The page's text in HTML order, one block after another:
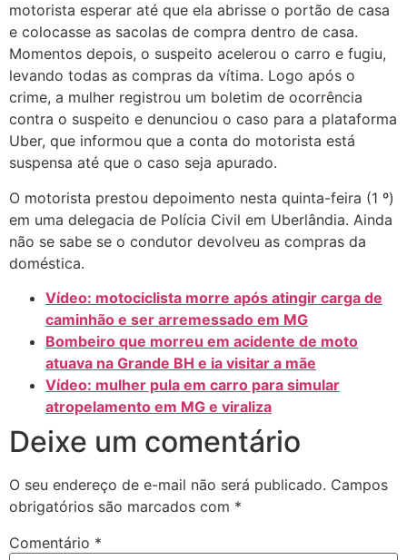
motorista esperar até que ela abrisse o portão de casa
e colocasse as sacolas de compra dentro de casa.
Momentos depois, o suspeito acelerou o carro e fugiu,
levando todas as compras da vítima. Logo após o
crime, a mulher registrou um boletim de ocorrência
contra o suspeito e denunciou o caso para a plataforma
Uber, que informou que a conta do motorista está
suspensa até que o caso seja apurado.
O motorista prestou depoimento nesta quinta-feira (1 º)
em uma delegacia de Polícia Civil em Uberlândia. Ainda
não se sabe se o condutor devolveu as compras da
doméstica.
Vídeo: motociclista morre após atingir carga de
caminhão e ser arremessado em MG
Bombeiro que morreu em acidente de moto
atuava na Grande BH e ia visitar a mãe
Vídeo: mulher pula em carro para simular
atropelamento em MG e viraliza
Deixe um comentário
O seu endereço de e-mail não será publicado. Campos
obrigatórios são marcados com *
Comentário *